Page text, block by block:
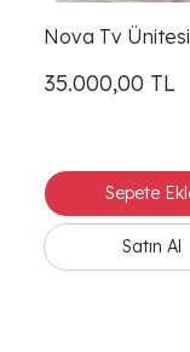
Nova Tv Ünitesi
35.000,00 TL